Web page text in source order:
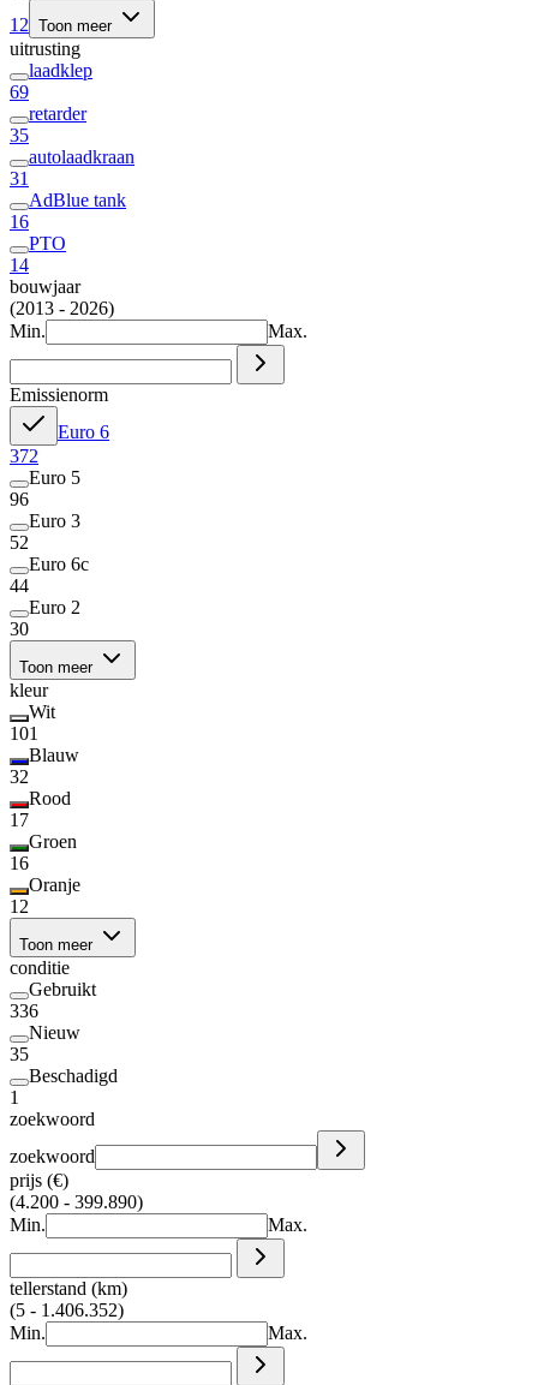
12 Toon meer
uitrusting
laadklep
69
retarder
35
autolaadkraan
31
AdBlue tank
16
PTO
14
bouwjaar
(2013 - 2026)
Min.
Max.
Emissienorm
Euro 6
372
Euro 5
96
Euro 3
52
Euro 6c
44
Euro 2
30
Toon meer
kleur
Wit
101
Blauw
32
Rood
17
Groen
16
Oranje
12
Toon meer
conditie
Gebruikt
336
Nieuw
35
Beschadigd
1
zoekwoord
zoekwoord
prijs (€)
(4.200 - 399.890)
Min.
Max.
tellerstand (km)
(5 - 1.406.352)
Min.
Max.